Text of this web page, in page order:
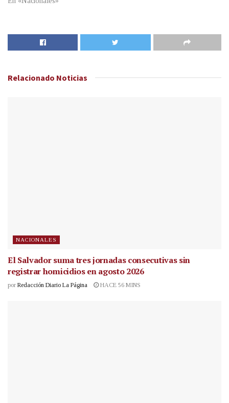
Relacionado Noticias
NACIONALES
El Salvador suma tres jornadas consecutivas sin
registrar homicidios en agosto 2026
por Redacción Diario La Página HACE 56 MINS